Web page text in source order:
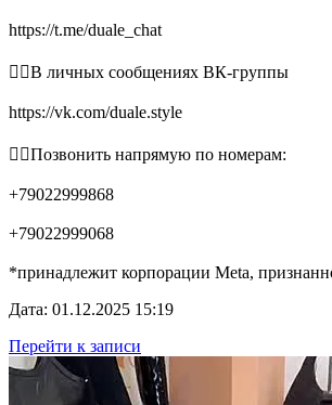
https://t.me/duale_chat
👉🏻В личных сообщениях ВК-группы
https://vk.com/duale.style
👉🏻Позвонить напрямую по номерам:
+79022999868
+79022999068
*принадлежит корпорации Meta,
Дата: 01.12.2025 15:19
Перейти к записи